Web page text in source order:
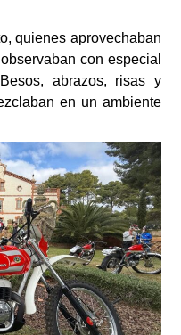
quienes aprovechaban
con especial
abrazos, risas y
en un ambiente